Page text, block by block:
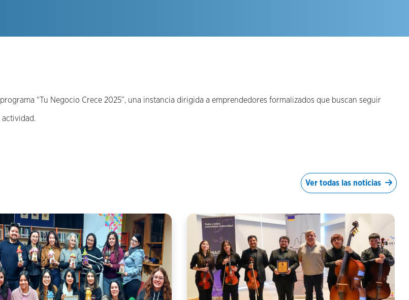
“Tu Negocio Crece 2025”, una instancia dirigida a emprendedores formalizados que buscan seguir
Ver todas las noticias